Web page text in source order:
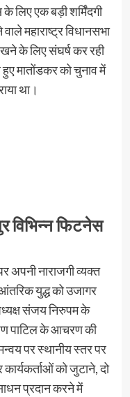
लिए एक बड़ी शर्मिंदगी
महाराष्ट्र विधानसभा
के लिए संघर्ष कर रही
मातोंडकर को चुनाव में
था।
विभिन्न फिटनेस
अपनी नाराजगी व्यक्त
युद्ध को उजागर
संजय निरुपम के
पाटिल के आचरण की
पर स्थानीय स्तर पर
कार्यकर्ताओं को जुटाने, दो
प्रदान करने में